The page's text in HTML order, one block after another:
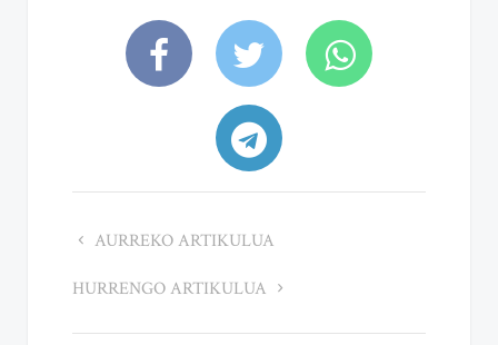
AURREKO ARTIKULUA
HURRENGO ARTIKULUA